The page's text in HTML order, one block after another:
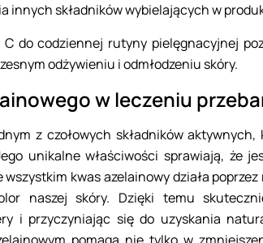
innych składników wybielających w
do codziennej rutyny pielęgnacyjnej
odżywieniu i odmłodzeniu skóry.
w leczeniu
z czołowych składników
unikalne właściwości sprawiają, że
kwas azelainowy działa
naszej skóry. Dzięki temu
i przyczyniając się do uzyskania